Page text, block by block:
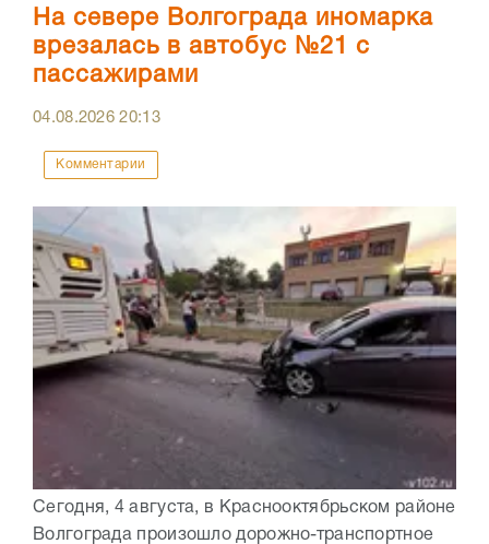
На севере Волгограда иномарка
врезалась в автобус №21 с
пассажирами
04.08.202620:13
Комментарии
Сегодня, 4 августа, в Краснооктябрьском районе
Волгограда произошло дорожно-транспортное